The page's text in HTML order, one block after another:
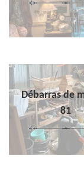
Débarras de
81